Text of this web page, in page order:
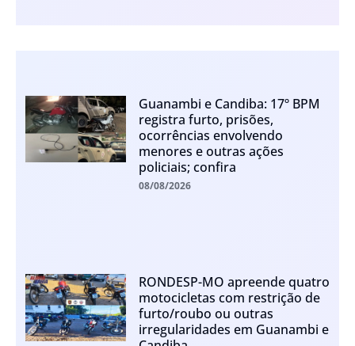
Guanambi e Candiba: 17º BPM
registra furto, prisões,
ocorrências envolvendo
menores e outras ações
policiais; confira
08/08/2026
RONDESP-MO apreende quatro
motocicletas com restrição de
furto/roubo ou outras
irregularidades em Guanambi e